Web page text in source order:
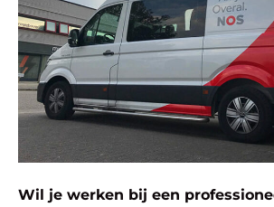
Wil je werken bij een